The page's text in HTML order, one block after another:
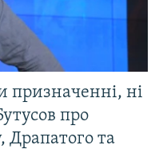
призначенні, ні
про
Драпатого та